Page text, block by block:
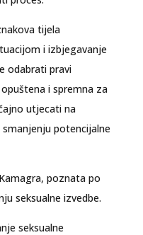
tijela
i izbjegavanje
odabrati pravi
i spremna za
utjecati na
potencijalne
poznata po
seksualne izvedbe.
seksualne